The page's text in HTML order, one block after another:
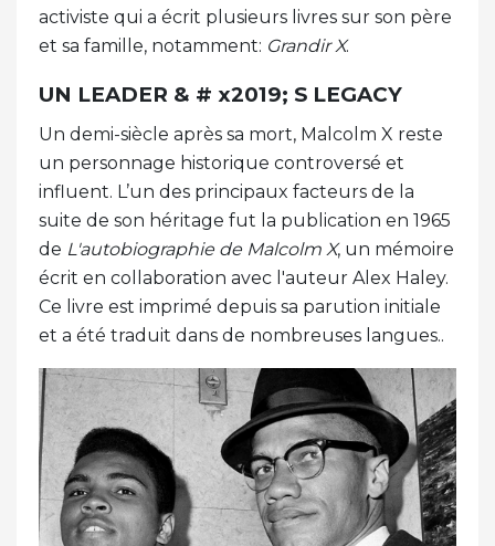
activiste qui a écrit plusieurs livres sur son père
et sa famille, notamment: Grandir X.
UN LEADER & # x2019; S LEGACY
Un demi-siècle après sa mort, Malcolm X reste
un personnage historique controversé et
influent. L’un des principaux facteurs de la
suite de son héritage fut la publication en 1965
de L'autobiographie de Malcolm X, un mémoire
écrit en collaboration avec l'auteur Alex Haley.
Ce livre est imprimé depuis sa parution initiale
et a été traduit dans de nombreuses langues..